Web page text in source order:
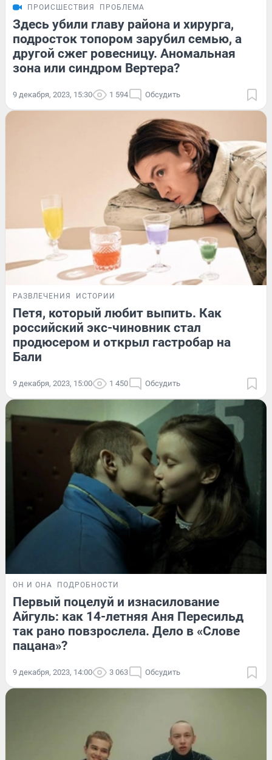
ПРОИСШЕСТВИЯ ПРОБЛЕМА
Здесь убили главу района и хирурга,
подросток топором зарубил семью, а
другой сжег ровесницу. Аномальная
зона или синдром Вертера?
9 декабря, 2023, 15:30 1 594 Обсудить
РАЗВЛЕЧЕНИЯ ИСТОРИИ
Петя, который любит выпить. Как
российский экс-чиновник стал
продюсером и открыл гастробар на
Бали
9 декабря, 2023, 15:00 1 450 Обсудить
ОН И ОНА ПОДРОБНОСТИ
Первый поцелуй и изнасилование
Айгуль: как 14-летняя Аня Пересильд
так рано повзрослела. Дело в «Слове
пацана»?
9 декабря, 2023, 14:00 3 063 Обсудить